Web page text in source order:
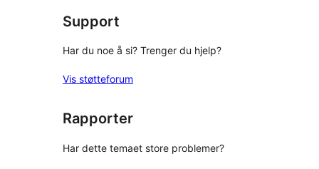
Support
Har du noe å si? Trenger du hjelp?
Vis støtteforum
Rapporter
Har dette temaet store problemer?